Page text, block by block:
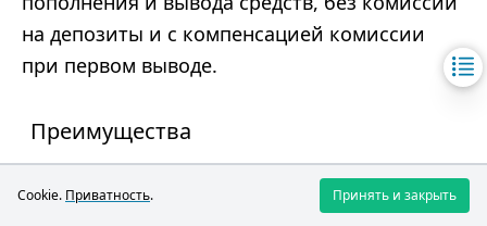
на депозиты и с компенсацией комиссии
при первом выводе.
Преимущества
Множество способов пополнения/
вывода.
Cookie. Приватность. Принять и закрыть